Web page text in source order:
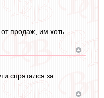
продаж, им хоть
спрятался за